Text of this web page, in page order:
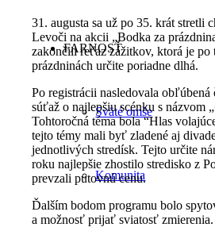
FARNOSŤ
Sväté omše
Komunita
31. augusta sa už po 35. krát stretli
Levoči na akcii „Bodka za
zakončili reťaz zážitkov, ktorá je po
prázdninách určite poriadne dlhá.
Po registrácii nasledovala obľúbená
súťaž o najlepšiu scénku s názvom „
Tohtoročná téma bola “Hlas
tejto témy mali byť zladené aj
jednotlivých stredísk. Tejto určite
roku najlepšie zhostilo stredisko z
prevzali putovnú cenu.
Ďalším bodom programu bolo
a možnosť prijať sviatosť zmierenia.